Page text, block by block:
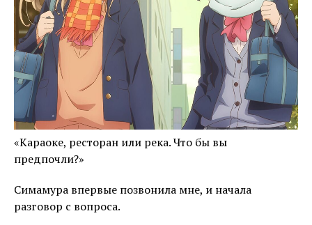
«Караоке, ресторан или река. Что бы вы
предпочли?»
Симамура впервые позвонила мне, и начала
разговор с вопроса.